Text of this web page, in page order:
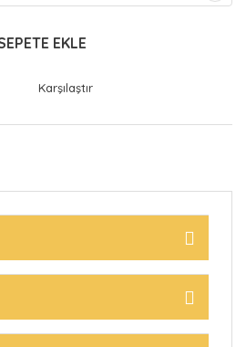
EKLE
Karşılaştır